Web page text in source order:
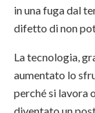
in una fuga dal
difetto di non
La tecnologia,
aumentato lo
perché si lavora